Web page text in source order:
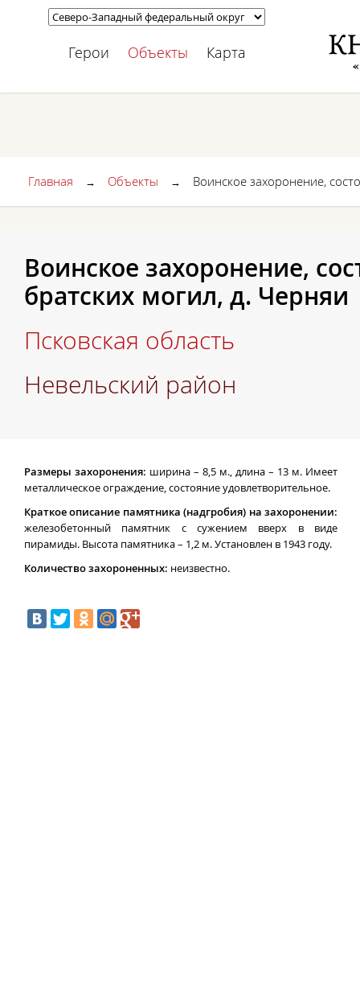
Герои Объекты Карта
Главная → Объекты → Воинское захоронение,
Воинское захоронение,
братских могил, д. Черняи
Псковская область
Невельский район
Размеры захоронения: ширина – 8,5 м., длина – 13 м. Имеет
металлическое ограждение, состояние удовлетворительное.
Краткое описание памятника (надгробия) на захоронении:
железобетонный памятник с сужением вверх в виде
пирамиды. Высота памятника – 1,2 м. Установлен в 1943 году.
Количество захороненных: неизвестно.